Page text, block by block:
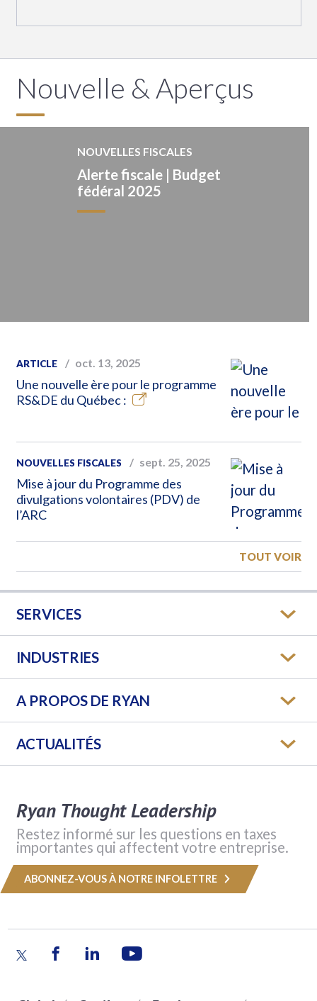
Nouvelle & Aperçus
ARTICLE oct. 13, 2025
Une nouvelle ère pour le programme
RS&DE du Québec :
NOUVELLES FISCALES sept. 25, 2025
Mise à jour du Programme des
divulgations volontaires (PDV) de
l’ARC
TOUT VOIR
NOUVELLES FISCALES
Alerte fiscale | Budget
fédéral 2025
SERVICES
INDUSTRIES
A PROPOS DE RYAN
ACTUALITÉS
Ryan Thought Leadership
Restez informé sur les questions en taxes
importantes qui affectent votre entreprise.
ABONNEZ-VOUS À NOTRE INFOLETTRE